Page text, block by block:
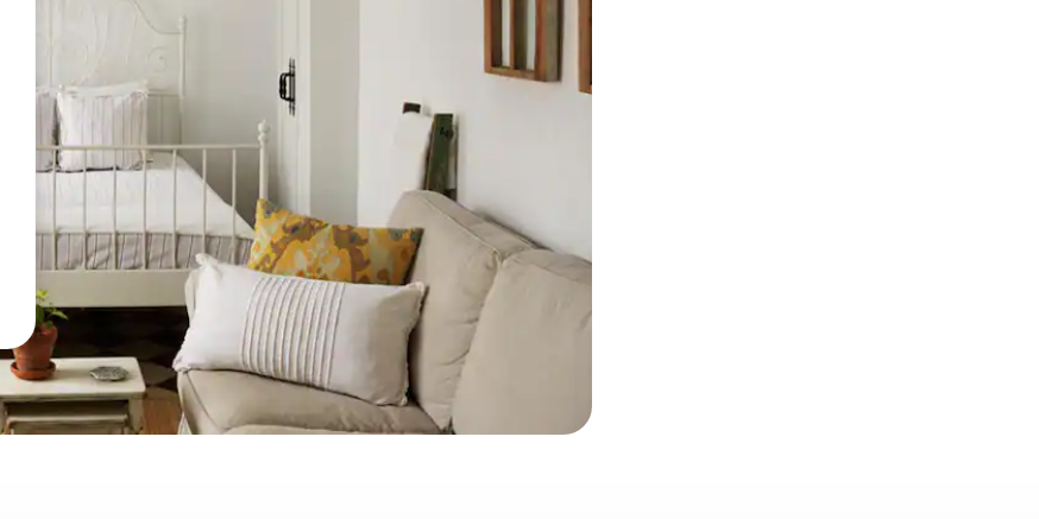
usando as seta para cima e para baixo do teclado ou tocando e deslizando o dedo na tela.